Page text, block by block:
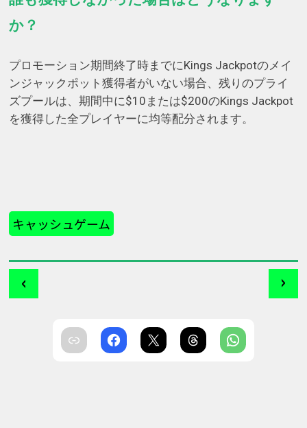
か？
プロモーション期間終了時までにKings Jackpotのメイ
ンジャックポット獲得者がいない場合、残りのプライ
ズプールは、期間中に$10または$200のKings Jackpot
を獲得した全プレイヤーに均等配分されます。
キャッシュゲーム
‹ ›